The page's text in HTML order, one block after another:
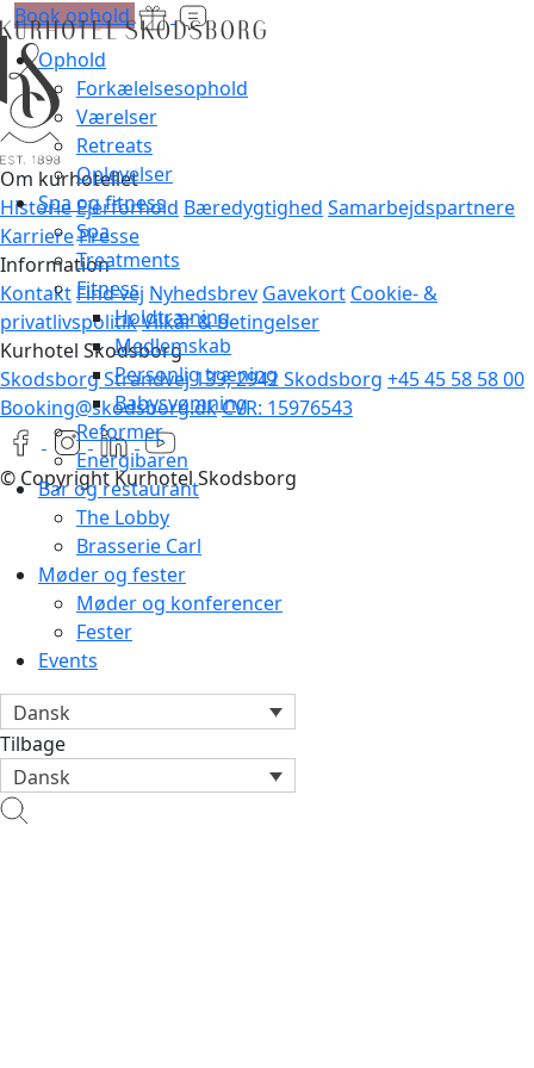
Ophold
Forkælelsesophold
Værelser
Retreats
Oplevelser
Spa og fitness
Spa
Treatments
Fitness
Holdtræning
Medlemskab
Personlig træning
Babysvømning
Reformer
Energibaren
Bar og restaurant
The Lobby
Brasserie Carl
Møder og fester
Møder og konferencer
Fester
Events
Dansk
Tilbage
Dansk
Book ophold
Om kurhotellet
HistorieEjerforhold Bæredygtighed Samarbejdspartnere
KarrierePresse
Information
KontaktFind vej Nyhedsbrev Gavekort Cookie- &
privatlivspolitikVilkår & betingelser
Kurhotel Skodsborg
Skodsborg Strandvej 139, 2942 Skodsborg +45 45 58 58 00
Booking@skodsborg.dkCVR: 15976543
© Copyright Kurhotel Skodsborg